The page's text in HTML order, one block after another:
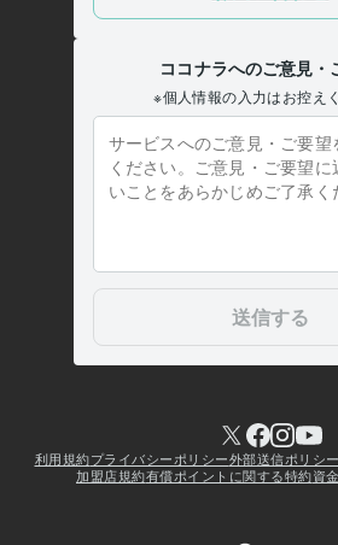
Web制作・HP作成・EC構築 ココナラ電
ココナラヘッダー画像
電話相談 サムネイル アイコン
学歴
2003年3月 ~ 2006年2月
某大手予備校 2002年3月 ~ 2003年2月
某公立高等学校 1999年3月 ~ 2002年2月